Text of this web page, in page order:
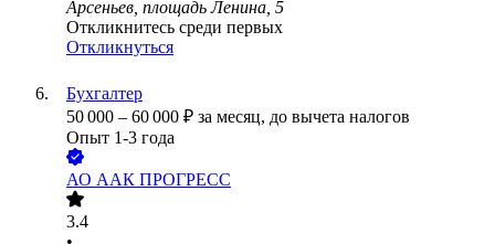
Арсеньев, площадь Ленина, 5
Откликнитесь среди первых
Откликнуться
Бухгалтер
50 000 – 60 000 ₽ за месяц, до вычета налогов
Опыт 1-3 года
АО ААК ПРОГРЕСС
3.4